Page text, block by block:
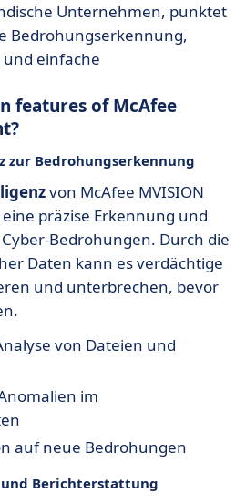
Unternehmen, punktet
Bedrohungserkennung,
einfache
features of McAfee
zur Bedrohungserkennung
von McAfee MVISION
präzise Erkennung und
Bedrohungen. Durch die
Daten kann es verdächtige
und unterbrechen, bevor
von Dateien und
im
auf neue Bedrohungen
Berichterstattung